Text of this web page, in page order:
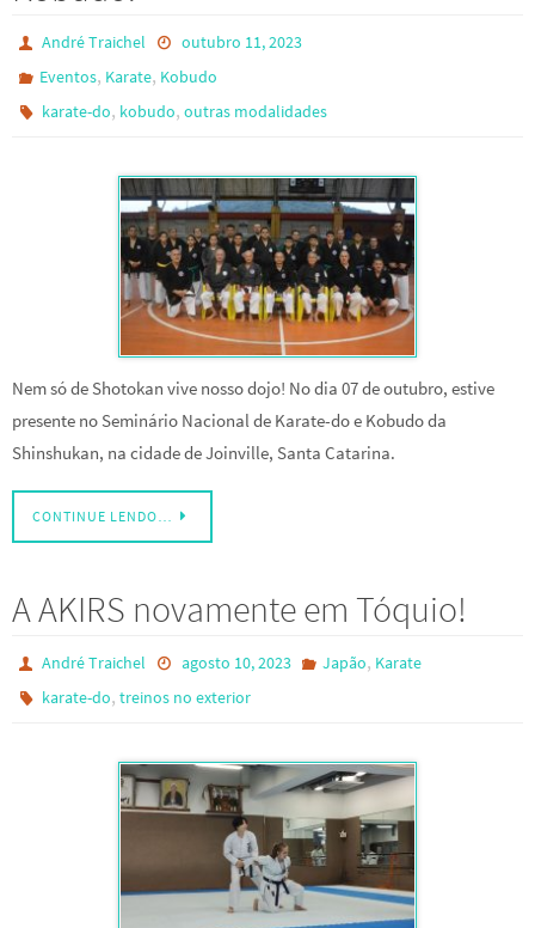
André Traichel
outubro 11, 2023
Eventos, Karate, Kobudo
karate-do, kobudo,outras modalidades
Nem só de Shotokan vive nosso dojo! No dia 07 de outubro, estive
presente no Seminário Nacional de Karate-do e Kobudo da
Shinshukan, na cidade de Joinville, Santa Catarina.
CONTINUE LENDO…
A AKIRS novamente em Tóquio!
André Traichel agosto 10, 2023 Japão, Karate
karate-do,treinos no exterior